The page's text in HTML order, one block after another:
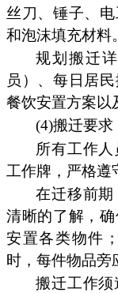
丝刀、锤子、
和泡沫填充材料。
规划搬迁
员）、每日居
餐饮安置方案以
(4)搬迁要求
所有工作
工作牌，严格遵
在迁移前
清晰的了解，
安置各类物件
时，每件物品旁
搬迁工作须